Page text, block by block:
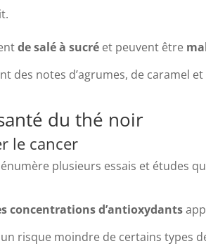
de salé à sucré et peuvent être
des notes d’agrumes, de caramel
du thé noir
le cancer
plusieurs essais et études
concentrations d’antioxydants
risque moindre de certains types